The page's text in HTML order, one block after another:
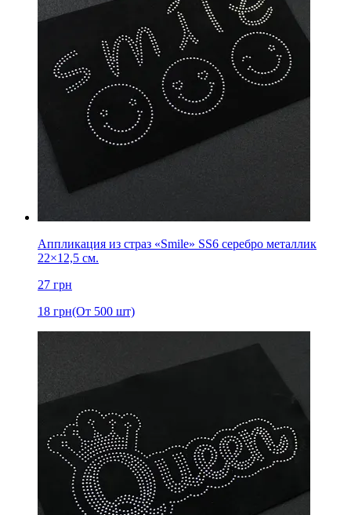
Аппликация из страз «Smile» SS6 серебро металлик
22×12,5 см.
27 грн
18 грн(От 500 шт)